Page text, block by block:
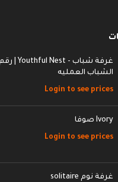
الشباب العمليه
Login to see prices
Ivory صوفا
Login to see prices
غرفة نوم solitaire